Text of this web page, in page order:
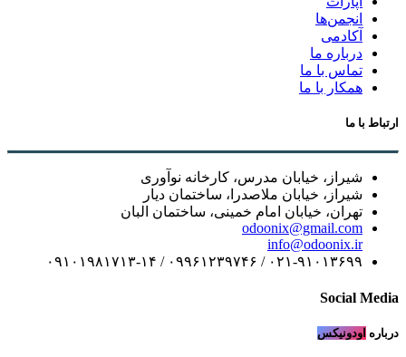
انجمن‌ها
آکادمی
درباره ما
تماس با ما
همکار با ما
ارتباط با ما
شیراز، خیابان مدرس، کارخانه نوآوری
شیراز، خیابان ملاصدرا، ساختمان دیار
تهران، خیابان امام خمینی، ساختمان البان
odoonix@gmail.com
info@odoonix.ir
۰۲۱-۹۱۰۱۳۶۹۹ / ۰۹۹۶۱۲۳۹۷۴۶ / ۰۹۱۰۱۹۸۱۷۱۳-۱۴
Social Media
درباره اودونیکس